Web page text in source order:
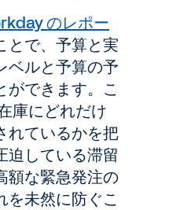
のレポー
とで、予算と実
ベルと予算の予
ができます。こ
庫にどれだけ
れているかを把
迫している滞留
額な緊急発注の
を未然に防ぐこ